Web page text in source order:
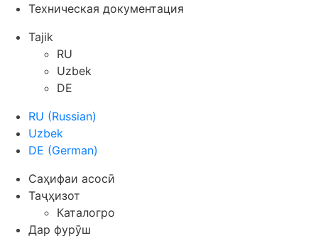
Техническая документация
Tajik
RU
Uzbek
DE
RU (Russian)
Uzbek
DE (German)
Саҳифаи асосӣ
Таҷҳизот
Каталогро
Дар фурӯш